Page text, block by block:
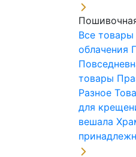
Все товары
облачения
товары
Разное
для
вешала